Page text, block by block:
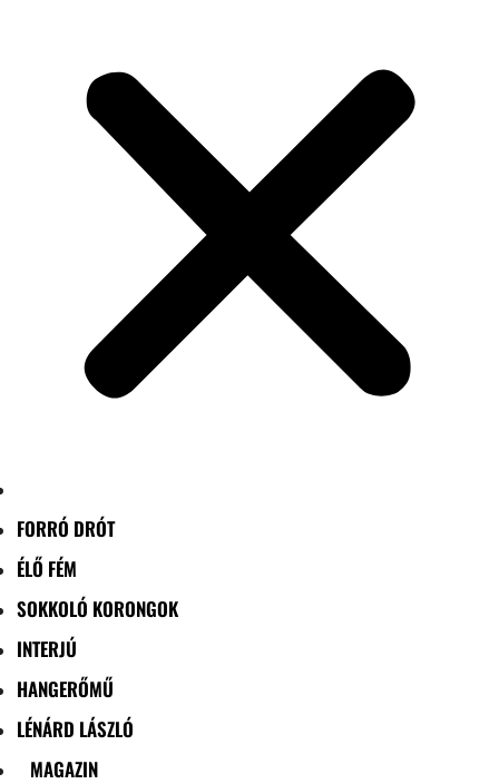
FORRÓ DRÓT
ÉLŐ FÉM
SOKKOLÓ KORONGOK
INTERJÚ
HANGERŐMŰ
LÉNÁRD LÁSZLÓ
MAGAZIN